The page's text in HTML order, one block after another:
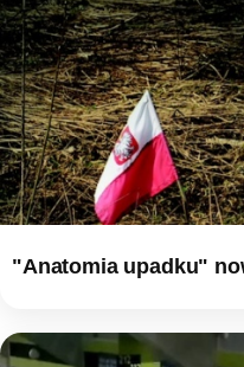
"Anatomia upadku"